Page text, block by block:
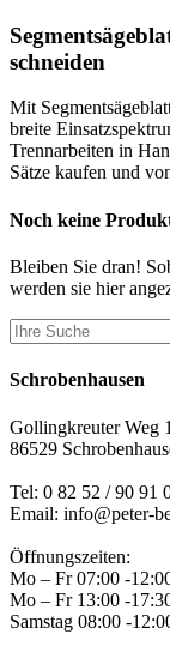
schneiden
Mit
breite
Trennarbeiten in
Sätze kaufen und
Noch keine
Bleiben Sie dran!
werden sie hier
Schrobenhausen
Gollingkreuter Weg
86529
Tel: 0 82 52 / 90 91
Email: info@peter-
Öffnungszeiten:
Mo – Fr 07:00 -
Mo – Fr 13:00 -
Samstag 08:00 -